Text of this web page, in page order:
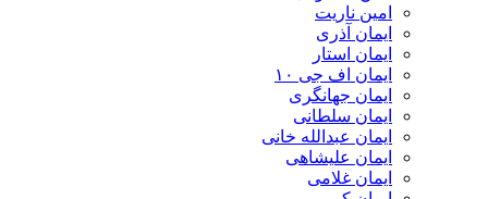
امین ناریت
ایمان آذری
ایمان استار
ایمان اف جی ۱۰
ایمان جهانگری
ایمان سلطانی
ایمان عبدالله خانی
ایمان علیشاهی
ایمان غلامی